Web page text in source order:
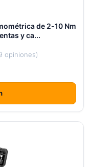
de 2-10 Nm
y ca...
opiniones)